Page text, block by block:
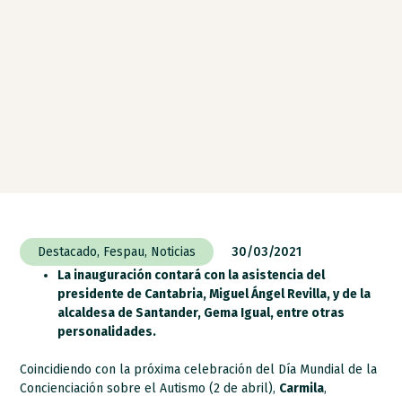
Destacado, Fespau, Noticias
30/03/2021
La inauguración contará con la asistencia del
presidente de Cantabria, Miguel Ángel Revilla, y de la
alcaldesa de Santander, Gema Igual, entre otras
personalidades.
Coincidiendo con la próxima celebración del Día Mundial de la
Concienciación sobre el Autismo (2 de abril), Carmila,